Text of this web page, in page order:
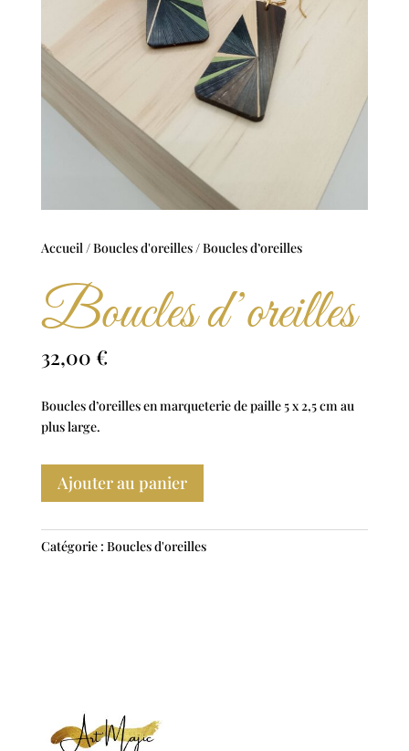
Accueil/Boucles d'oreilles/ Boucles d’oreilles
Boucles d’oreilles
32,00 €
Boucles d’oreilles en marqueterie de paille 5 x 2,5 cm au
plus large.
Ajouter au panier
Catégorie : Boucles d'oreilles